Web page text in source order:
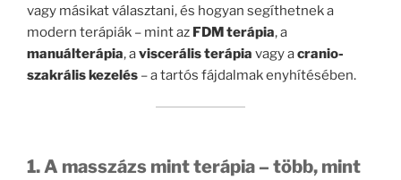
vagy másikat választani, és hogyan segíthetnek a
modern terápiák – mint az FDM terápia, a
manuálterápia, aviscerális terápia vagy acranio-
szakrális kezelés – a tartós fájdalmak enyhítésében.
1. A masszázs mint terápia – több, mint